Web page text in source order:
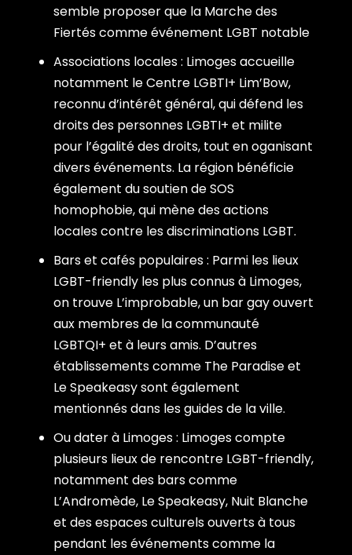
semble proposer que la Marche des
Fiertés comme événement LGBT notable
Associations locales : Limoges accueille
notamment le Centre LGBTI+ Lim’Bow,
reconnu d’intérêt général, qui défend les
droits des personnes LGBTI+ et milite
pour l’égalité des droits, tout en oganisant
divers événements. La région bénéficie
également du soutien de SOS
homophobie, qui mène des actions
locales contre les discriminations LGBT.
Bars et cafés populaires : Parmi les lieux
LGBT-friendly les plus connus à Limoges,
on trouve L’improbable, un bar gay ouvert
aux membres de la communauté
LGBTQI+ et à leurs amis. D’autres
établissements comme The Paradise et
Le Speakeasy sont également
mentionnés dans les guides de la ville.
Ou dater à Limoges : Limoges compte
plusieurs lieux de rencontre LGBT-friendly,
notamment des bars comme
L’Andromède, Le Speakeasy, Nuit Blanche
et des espaces culturels ouverts à tous
pendant les événements comme la